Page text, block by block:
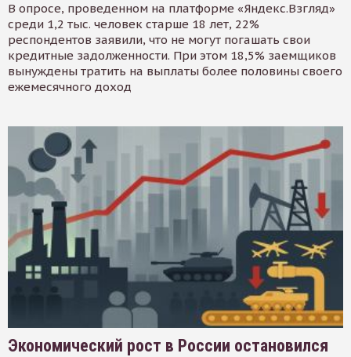
В опросе, проведенном на платформе «Яндекс.Взгляд»
среди 1,2 тыс. человек старше 18 лет, 22%
респондентов заявили, что не могут погашать свои
кредитные задолженности. При этом 18,5% заемщиков
вынуждены тратить на выплаты более половины своего
ежемесячного доход
Экономический рост в России остановился